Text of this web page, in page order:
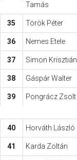
Tamás
35 Török Péter
36 Nemes Etele
37 Simon Krisztián
38 Gáspár Walter
39 Pongrácz Zsolt
40 Horváth László
41 Karda Zoltán